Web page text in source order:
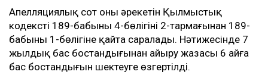
Апелляциялық сот оның әрекетін Қылмыстық
кодекстің 189-бабының 4-бөлігінің 2-тармағынан 189-
бабының 1-бөлігіне қайта саралады. Нәтижесінде 7
жылдық бас бостандығынан айыру жазасы 6 айға
бас бостандығын шектеуге өзгертілді.